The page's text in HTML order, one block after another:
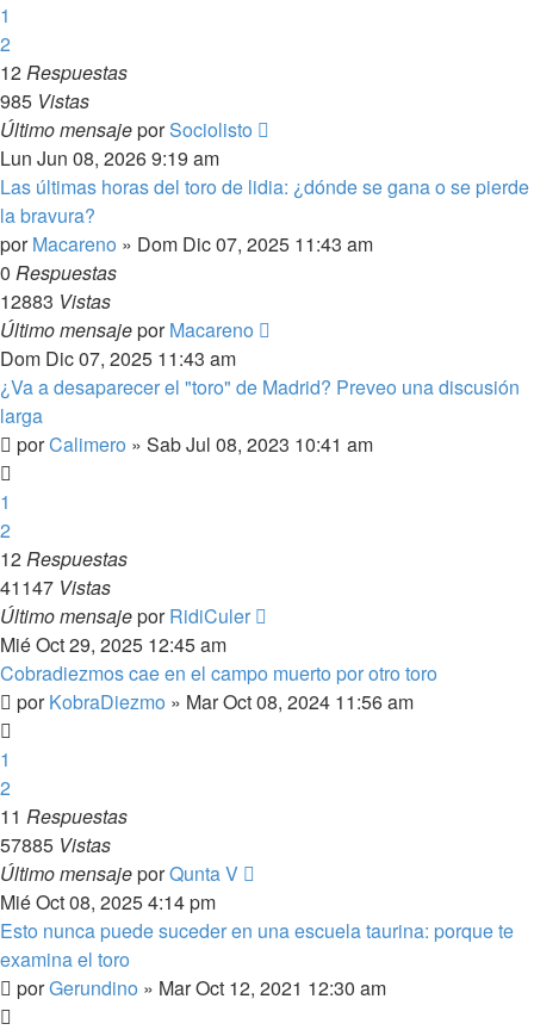
1
2
12Respuestas
985 Vistas
Último mensajeporSociolisto
Lun Jun 08, 2026 9:19 am
Las últimas horas del toro de lidia: ¿dónde se gana o se pierde
la bravura?
porMacareno » Dom Dic 07, 2025 11:43 am
0 Respuestas
12883 Vistas
Último mensajeporMacareno
Dom Dic 07, 2025 11:43 am
¿Va a desaparecer el "toro" de Madrid? Preveo una discusión
larga
porCalimero » Sab Jul 08, 2023 10:41 am
1
2
12Respuestas
41147 Vistas
Último mensajeporRidiCuler
Mié Oct 29, 2025 12:45 am
Cobradiezmos cae en el campo muerto por otro toro
porKobraDiezmo » Mar Oct 08, 2024 11:56 am
1
2
11 Respuestas
57885 Vistas
Último mensajeporQunta V
Mié Oct 08, 2025 4:14 pm
Esto nunca puede suceder en una escuela taurina: porque te
examina el toro
porGerundino » Mar Oct 12, 2021 12:30 am